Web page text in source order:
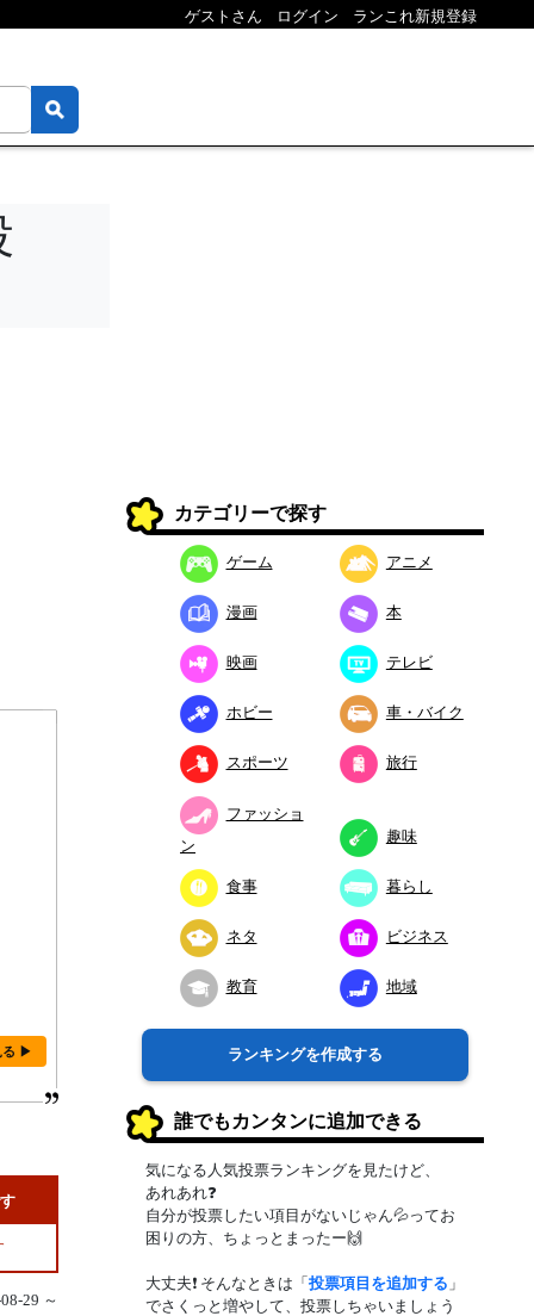
ゲストさん ログイン ランこれ新規登録
る ▶
29 ～
カテゴリーで探す
ゲーム アニメ
漫画 本
映画 テレビ
ホビー 車・バイク
スポーツ 旅行
ファッショ
ン
趣味
食事 暮らし
ネタ ビジネス
教育 地域
ランキングを作成する
誰でもカンタンに追加できる
気になる人気投票ランキングを見たけど、
あれあれ❓
自分が投票したい項目がないじゃん💦ってお
困りの方、ちょっとまったー🙌
大丈夫❗ そんなときは「投票項目を追加する 」
でさくっと増やして、投票しちゃいましょう